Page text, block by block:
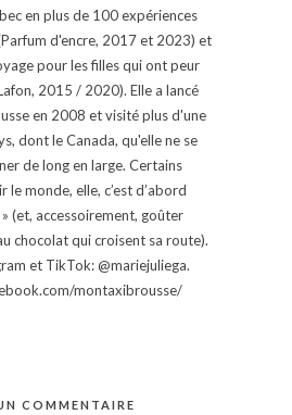
en plus de 100 expériences
d'encre, 2017 et 2023) et
pour les filles qui ont peur
2015 / 2020). Elle a lancé
en 2008 et visité plus d'une
dont le Canada, qu'elle ne se
de long en large. Certains
monde, elle, c’est d’abord
(et, accessoirement, goûter
chocolat qui croisent sa route).
et TikTok: @mariejuliega.
montaxibrousse/
COMMENTAIRE